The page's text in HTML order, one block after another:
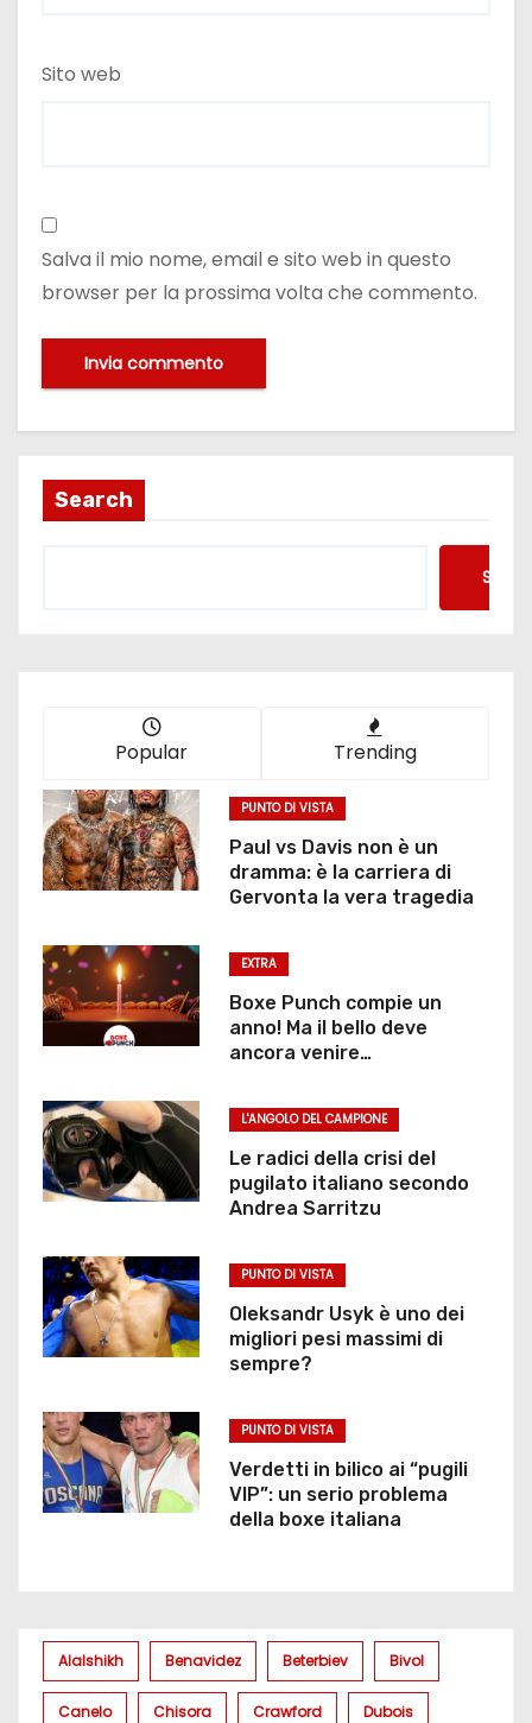
Sito web
Salva il mio nome, email e sito web in questo
browser per la prossima volta che commento.
Search
Popular Trending
PUNTO DI VISTA
Paul vs Davis non è un
dramma: è la carriera di
Gervonta la vera tragedia
EXTRA
Boxe Punch compie un
anno! Ma il bello deve
ancora venire…
L'ANGOLO DEL CAMPIONE
Le radici della crisi del
pugilato italiano secondo
Andrea Sarritzu
PUNTO DI VISTA
Oleksandr Usyk è uno dei
migliori pesi massimi di
sempre?
PUNTO DI VISTA
Verdetti in bilico ai “pugili
VIP”: un serio problema
della boxe italiana
Alalshikh Benavidez Beterbiev Bivol
Canelo Chisora Crawford Dubois